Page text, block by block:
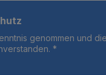
genommen und die
*